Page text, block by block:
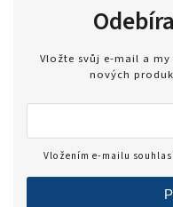
Vložte svůj e-mail a
nových
Vložením e-mailu